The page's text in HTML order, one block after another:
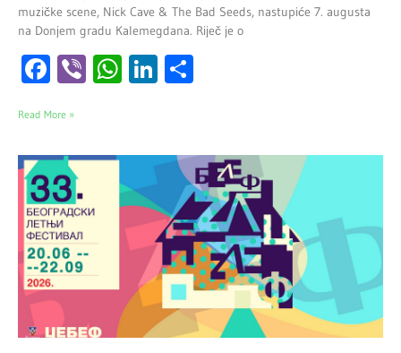
muzičke scene, Nick Cave & The Bad Seeds, nastupiće 7. augusta
na Donjem gradu Kalemegdana. Riječ je o
Facebook
ViberWhatsApp
LinkedIn
Read More »